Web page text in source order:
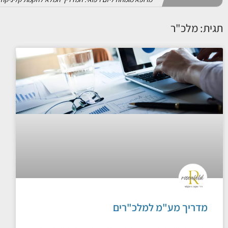
ליווי ואימון מנהלים- מנוף הצמיחה של הארגון להיות
סטטיסטיקה על עסקים בישראל 2026 - נתונים, מגמות ושרידות עסקית
כמה עסקים פעילים בישראל? כמה נפתחים וכמה נסגרים
שליטה בתזרים מזומנים
שליטה בתזרים מזומנים היא אחד הכלים הקריטיים ביותר
הבראת עסקים
ייעוץ עסקי לעסק משפחתי: כשהשולחן במשרד
תגית: מלכ"ר
מדריך מע"מ למלכ"רים